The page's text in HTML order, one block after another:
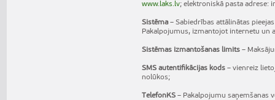
www.laks.lv; elektroniskā pasta adrese:
Sistēma– Sabiedrības attālinātas
Pakalpojumus, izmantojot internetu un
Sistēmas izmantošanas limits –
SMS autentifikācijas kods – vienreiz
nolūkos;
TelefonKS – Pakalpojumu saņemšanas